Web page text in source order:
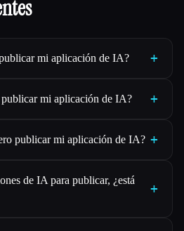
mi aplicación de IA? +
publicar mi aplicación de IA? +
publicar mi aplicación de IA? +
de IA para publicar, ¿está
+